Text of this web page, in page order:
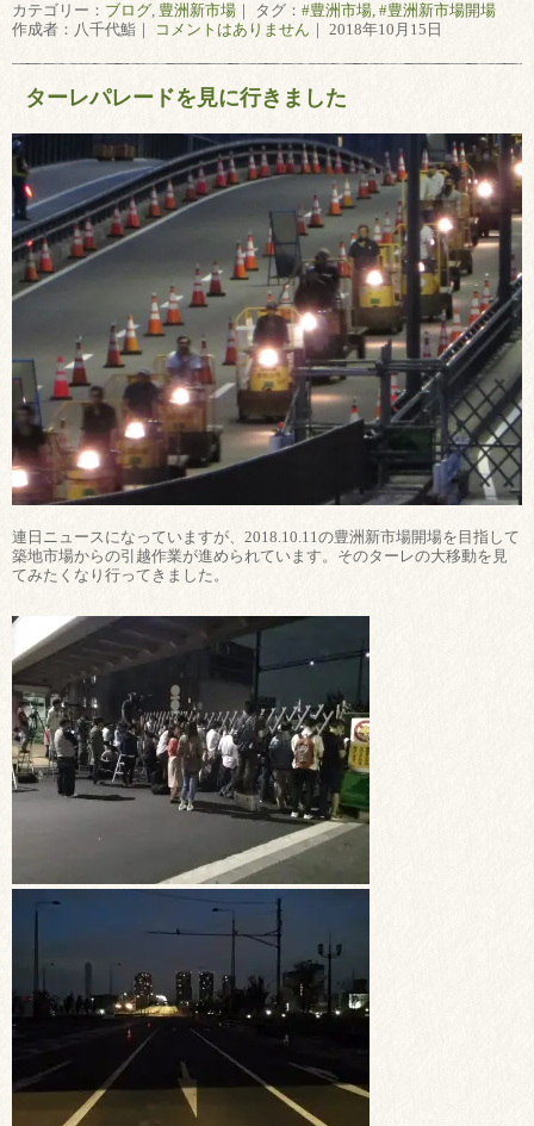
カテゴリー： ブログ, 豊洲新市場 ｜ タグ： #豊洲市場, #豊洲新市場開場
作成者：八千代鮨｜
コメントはありません ｜ 2018年10月15日
ターレパレードを見に行きました
連日ニュースになっていますが、2018.10.11の豊洲新市場開場を目指して
築地市場からの引越作業が進められています。そのターレの大移動を見
てみたくなり行ってきました。